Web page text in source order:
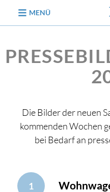
MENÜ
Die Bilder der neuen
kommenden Wochen
bei Bedarf an
1